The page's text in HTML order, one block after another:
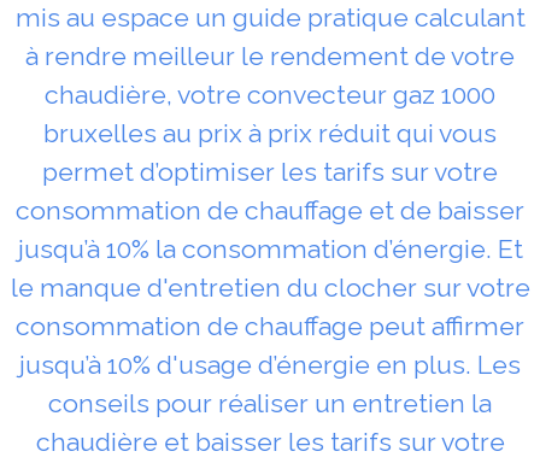
mis au espace un guide pratique calculant
à rendre meilleur le rendement de votre
chaudière, votre convecteur gaz 1000
bruxelles au prix à prix réduit qui vous
permet d’optimiser les tarifs sur votre
consommation de chauffage et de baisser
jusqu’à 10% la consommation d’énergie. Et
le manque d'entretien du clocher sur votre
consommation de chauffage peut affirmer
jusqu’à 10% d'usage d’énergie en plus. Les
conseils pour réaliser un entretien la
chaudière et baisser les tarifs sur votre